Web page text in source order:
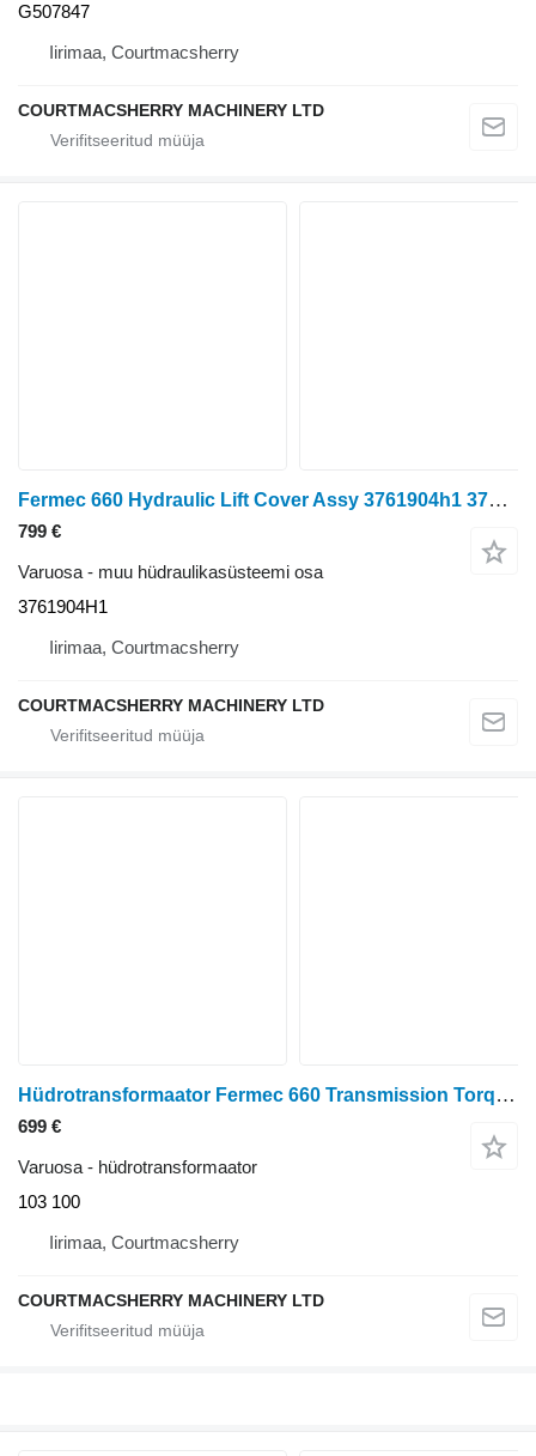
G507847
Iirimaa, Courtmacsherry
COURTMACSHERRY MACHINERY LTD
Fermec 660 Hydraulic Lift Cover Assy 3761904h1 3761904H1 tüübi jaoks ratastraktori
799 €
Varuosa - muu hüdraulikasüsteemi osa
3761904H1
Iirimaa, Courtmacsherry
COURTMACSHERRY MACHINERY LTD
Hüdrotransformaator Fermec 660 Transmission Torque Converter 103100, 103 100, 103-100, 103/
699 €
Varuosa - hüdrotransformaator
103 100
Iirimaa, Courtmacsherry
COURTMACSHERRY MACHINERY LTD